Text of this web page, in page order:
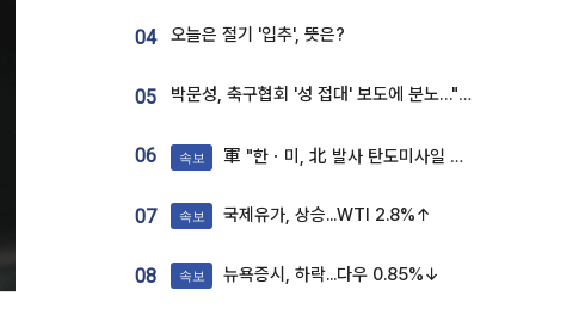
04 오늘은 절기 '입추', 뜻은?
05 박문성, 축구협회 '성 접대' 보도에 분노…"다 말아먹으려고 작정했나"
06 속보 軍 "한ㆍ미, 北 발사 탄도미사일 제원 정밀분석 중"
07 속보 국제유가, 상승...WTI 2.8%↑
08 속보 뉴욕증시, 하락...다우 0.85%↓